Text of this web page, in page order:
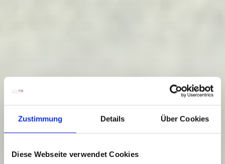
Zustimmung Details Über Cookies
Diese Webseite verwendet Cookies